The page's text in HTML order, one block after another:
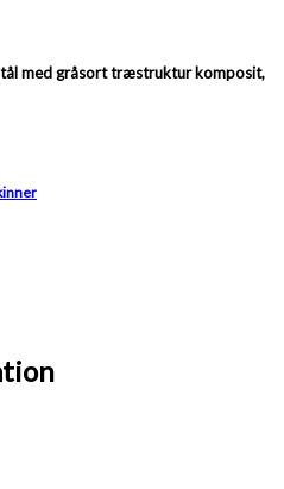
med gråsort træstruktur komposit,